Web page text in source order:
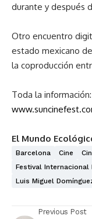
durante y después
Otro encuentro
estado mexicano
la coproducción
Toda la información:
El Mundo
Barcelona Cine
Festival Internacional
Luis Miguel
Previous Post